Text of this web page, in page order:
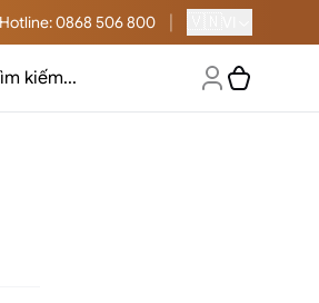
Hotline: 0868 506 800